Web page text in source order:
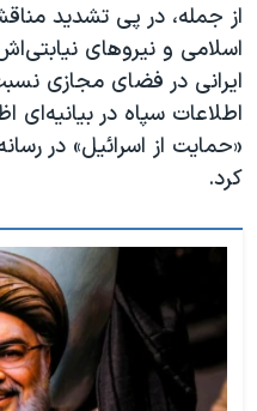
از جمله، در پی تشدید
اسلامی و نیروهای
ایرانی در فضای مجازی
اطلاعات سپاه در بیانیه‌ای
«حمایت از اسرائیل» در
کرد.